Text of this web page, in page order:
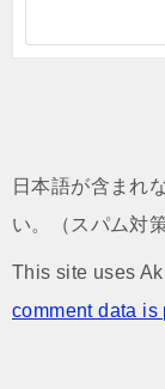
日本語が含まれ
い。（スパム対策
This site uses
comment data is